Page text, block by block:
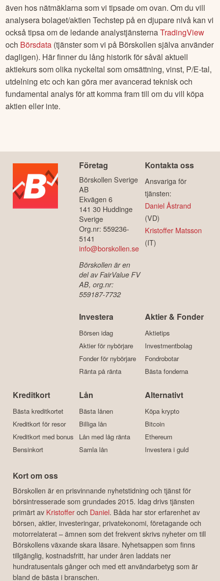
Hur kan jag lära mig mer och analyseraTechstep?
Du finner väldigt mycket information på denna sida samt
även hos nätmäklarna som vi tipsade om ovan. Om du vill
analysera bolaget/aktienTechsteppå en djupare nivå kan vi
också tipsa om de ledande analystjänsternaTradingView
ochBörsdata(tjänster som vi på Börskollen själva använder
dagligen). Här finner du lång historik för såväl aktuell
aktiekurs som olika nyckeltal som omsättning, vinst, P/E-tal,
Företag
Börskollen Sverige
AB
Ekvägen 6
141 30 Huddinge
Sverige
Org.nr: 559236-
5141
info@borskollen.se
Börskollen är en
AB, org.nr:
559187-7732
Kontakta oss
Ansvariga för
tjänsten:
Daniel Åstrand
Investera
Börsen idag
Fonder för nybörjare
Aktier & Fonder
Aktietips
Fondrobotar
Kreditkort
Bästa kreditkortet
Kreditkort med bonus
Lån
Bästa lånen
Alternativt
Köpa krypto
Kort om oss
Börskollen är en prisvinnande nyhetstidning och tjänst för
börsintresserade som grundades 2015. Idag drivs tjänsten
primärt avKristofferochDaniel. Båda har stor erfarenhet av
börsen, aktier, investeringar, privatekonomi, företagande och
motorrelaterat – ämnen som det frekvent skrivs nyheter om till
Börskollens växande skara läsare. Nyhetsappen som finns